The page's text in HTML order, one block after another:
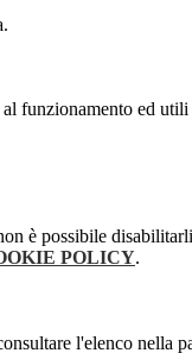
funzionamento ed
è possibile
POLICY.
l'elenco nella